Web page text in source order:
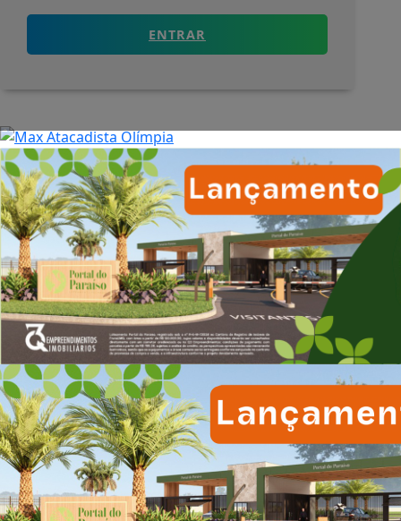
Veja também
05 de Ago
Empresarial
ESTAMOS CONTRATANDO!